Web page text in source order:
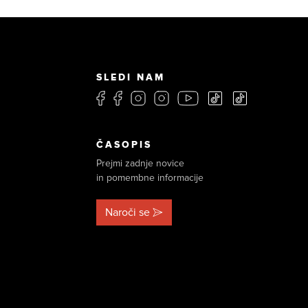
SLEDI NAM
ČASOPIS
Prejmi zadnje novice
in pomembne informacije
Naroči se